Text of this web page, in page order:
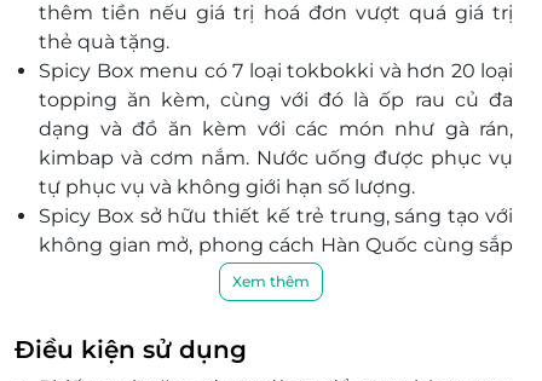
Đồng Tháp
L1-02 Lầu 1, Số 1 Đường Ngô Thời Nhậm, Phường Cao
Lãnh, Đồng Tháp
Hậu Giang
Lầu 3, TTTM Vincom Plaza Hậu Giang, 1 đường 3/2,
Phường 5, Vị Thanh, Hậu Giang
Hồ Chí Minh
L3-07 Tầng 3 TTTM DV - Siêu Thị, Số 385 Phan Huy
Tầng hầm B1, Khu cao ốc văn phòng - thương mại -
dịch vụ tại lô 5.5, số 8-10 đường Mai Chí Thọ, Phường
thêm tiền nếu giá trị hoá đơn vượt quá giá trị
thẻ quà tặng.
Spicy Box menu có 7 loại tokbokki và hơn 20 loại
topping ăn kèm, cùng với đó là ốp rau củ đa
dạng và đồ ăn kèm với các món như gà rán,
kimbap và cơm nắm. Nước uống được phục vụ
tự phục vụ và không giới hạn số lượng.
Spicy Box sở hữu thiết kế trẻ trung, sáng tạo với
không gian mở, phong cách Hàn Quốc cùng sắp
đỏ làm chủ đạo tại vị trí trong các trung tâm
Nhà hàng Spicy Box buffet được các bạn trẻ
đánh giá cao về chất lượng món ăn, đặc biệt là
Xem thêm
Điều kiện sử dụng